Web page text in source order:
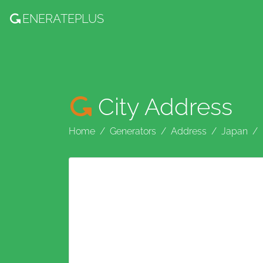
ENERATEPLUS
City Address
Home Generators Address Japan